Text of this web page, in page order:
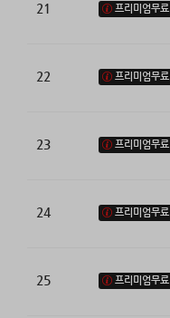
21 프리미엄무료
22 프리미엄무료
23 프리미엄무료
24 프리미엄무료
25 프리미엄무료